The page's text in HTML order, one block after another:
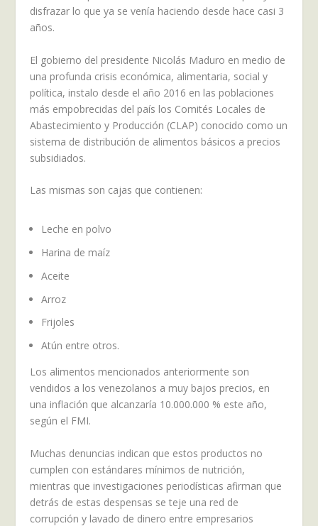
disfrazar lo que ya se venía haciendo desde hace casi 3
años.
El gobierno del presidente Nicolás Maduro en medio de
una profunda crisis económica, alimentaria, social y
política, instalo desde el año 2016 en las poblaciones
más empobrecidas del país los Comités Locales de
Abastecimiento y Producción (CLAP) conocido como un
sistema de distribución de alimentos básicos a precios
subsidiados.
Las mismas son cajas que contienen:
Leche en polvo
Harina de maíz
Aceite
Arroz
Frijoles
Atún entre otros.
Los alimentos mencionados anteriormente son
vendidos a los venezolanos a muy bajos precios, en
una inflación que alcanzaría 10.000.000 % este año,
según el FMI.
Muchas denuncias indican que estos productos no
cumplen con estándares mínimos de nutrición,
mientras que investigaciones periodísticas afirman que
detrás de estas despensas se teje una red de
corrupción y lavado de dinero entre empresarios